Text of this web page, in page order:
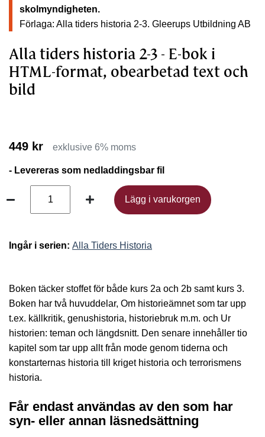
skolmyndigheten.
Förlaga: Alla tiders historia 2-3. Gleerups Utbildning AB
Alla tiders historia 2-3 - E-bok i
HTML-format, obearbetad text och
bild
449 kr exklusive 6% moms
- Levereras som nedladdingsbar fil
Lägg i varukorgen
Lägg i varukorgen
Ingår i serien: Alla Tiders Historia
Boken täcker stoffet för både kurs 2a och 2b samt kurs 3.
Boken har två huvuddelar, Om historieämnet som tar upp
t.ex. källkritik, genushistoria, historiebruk m.m. och Ur
historien: teman och längdsnitt. Den senare innehåller tio
kapitel som tar upp allt från mode genom tiderna och
konstarternas historia till kriget historia och terrorismens
historia.
Får endast användas av den som har
syn- eller annan läsnedsättning